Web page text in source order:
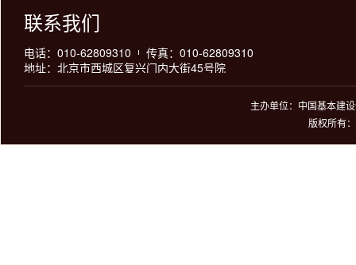
联系我们
电话：010-62809310
传真：010-62809310
地址：北京市西城区复兴门内大街45号院
主办单位：中国基本建
版权所有